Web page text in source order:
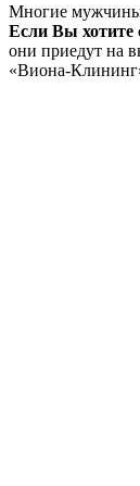
Многие мужчины
Если Вы хотите
они приедут на
«Виона-